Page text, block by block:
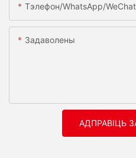
Тэлефон/WhatsApp/WeChat
Задаволены
АДПРАВІЦЬ